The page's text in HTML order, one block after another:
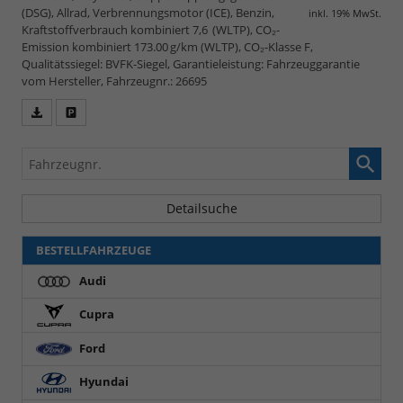
inkl. 19% MwSt.
(DSG), Allrad, Verbrennungsmotor (ICE), Benzin,
Kraftstoffverbrauch kombiniert 7,6 (WLTP), CO₂-
Emission kombiniert 173.00 g/km (WLTP), CO₂-Klasse F,
Qualitätssiegel: BVFK-Siegel, Garantieleistung: Fahrzeuggarantie
vom Hersteller, Fahrzeugnr.: 26695
PDF
speichern/drucken
vergleichen
Fahrzeugnr.
Detailsuche
BESTELLFAHRZEUGE
Audi
Cupra
Ford
Hyundai